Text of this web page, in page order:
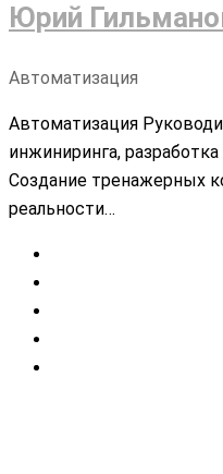
Юрий
Автоматизация
Автоматизация
инжиниринга,
Создание тренажерных
реальности…